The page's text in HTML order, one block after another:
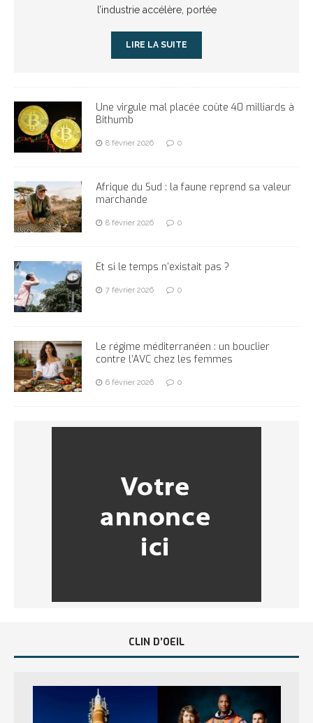
l’industrie accélère, portée
LIRE LA SUITE
Une virgule mal placée coûte 40 milliards à
Bithumb
8 février 2026 0
Afrique du Sud : la faune reprend sa valeur
marchande
8 février 2026 0
Et si le temps n’existait pas ?
7 février 2026 0
Le régime méditerranéen : un bouclier
contre l’AVC chez les femmes
6 février 2026 0
CLIN D’OEIL